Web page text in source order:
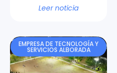
Leer noticia
EMPRESA DE TECNOLOGÍA Y
SERVICIOS ALBORADA